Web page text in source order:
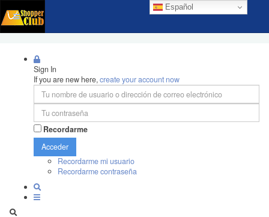
Español
Sign In
If you are new here,create your account now
Recordarme
Acceder
Recordarme mi usuario
Recordarme contraseña